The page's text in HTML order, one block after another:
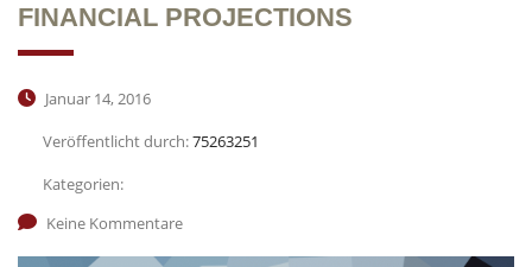
FINANCIAL PROJECTIONS
Januar 14, 2016
Veröffentlicht durch:75263251
Kategorien:
Keine Kommentare